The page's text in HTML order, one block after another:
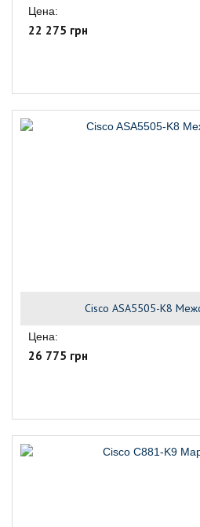
Цена:
22 275 грн
Cisco ASA5505-K8
Цена:
26 775 грн